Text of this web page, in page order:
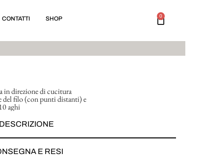
CONTATTI SHOP 0
in direzione di cucitura
del filo (con punti distanti) e
aghi
DESCRIZIONE
E RESI